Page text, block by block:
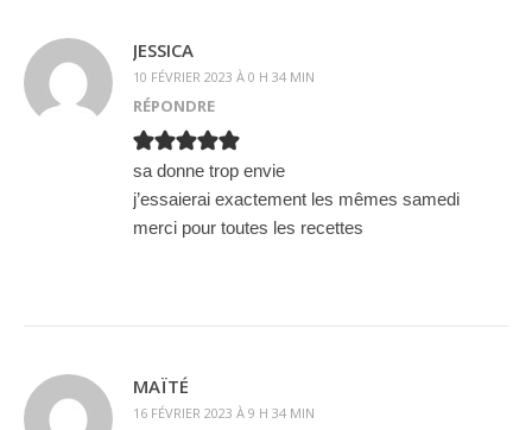
JESSICA
10 FÉVRIER 2023 À 0 H 34 MIN
RÉPONDRE
sa donne trop envie
j’essaierai exactement les mêmes samedi
merci pour toutes les recettes
MAÏTÉ
16 FÉVRIER 2023 À 9 H 34 MIN